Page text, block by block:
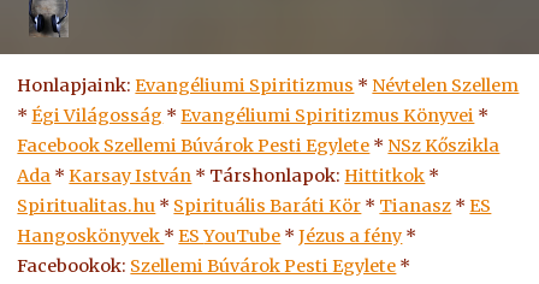
Honlapjaink:Evangéliumi Spiritizmus * Névtelen Szellem
*Égi Világosság *Evangéliumi Spiritizmus Könyvei *
Facebook Szellemi Búvárok Pesti Egylete * NSz Kőszikla
Ada *Karsay István * Társhonlapok:Hittitkok *
Spiritualitas.hu * Spirituális Baráti Kör * Tianasz *ES
Hangoskönyvek *ESYouTube *Jézus a fény *
Facebookok: Szellemi Búvárok Pesti Egylete *